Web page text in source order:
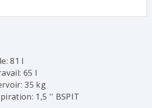
81 l
65 l
35 kg
1,5 '' BSPIT